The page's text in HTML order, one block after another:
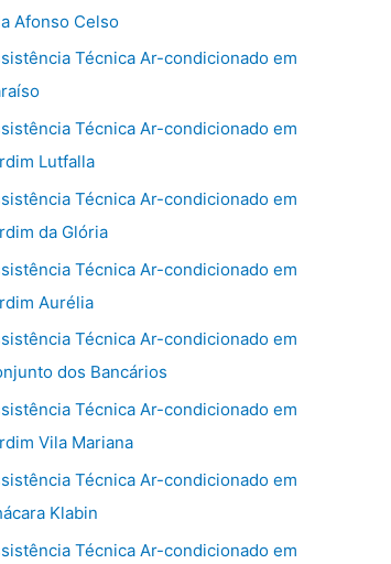
Afonso Celso
Técnica Ar-condicionado em
Técnica Ar-condicionado em
Lutfalla
Técnica Ar-condicionado em
da Glória
Técnica Ar-condicionado em
Aurélia
Técnica Ar-condicionado em
dos Bancários
Técnica Ar-condicionado em
Vila Mariana
Técnica Ar-condicionado em
Klabin
Técnica Ar-condicionado em